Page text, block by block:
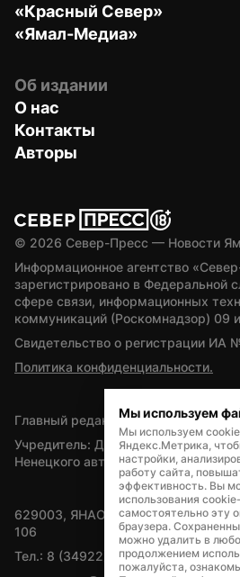
«Красный Север»
«Ямал-Медиа»
Об издании
О нас
Контакты
Авторы
© 2026 Север-Пресс — Новости
Информационное агентство
зарегистрировано в Федеральной
сфере связи, информационных
коммуникаций (Роскомнадзор) 09
Свидетельство о регистрации
Политика конфиденциальности.
Главный редактор — А.Л. Поздеев
Учредитель: Департамент
Ненецкого автономного округа
629003, ЯНАО, Салехард, мкр.
106
Тел.: 8 (34922) 71262
Мы используем
Мы используем
Яндекс.Метрика,
настройки,
работу сайта,
эффективность. Вы
использования
самостоятельно эту
браузера.
можно удалить в
продолжением
пожалуйста,